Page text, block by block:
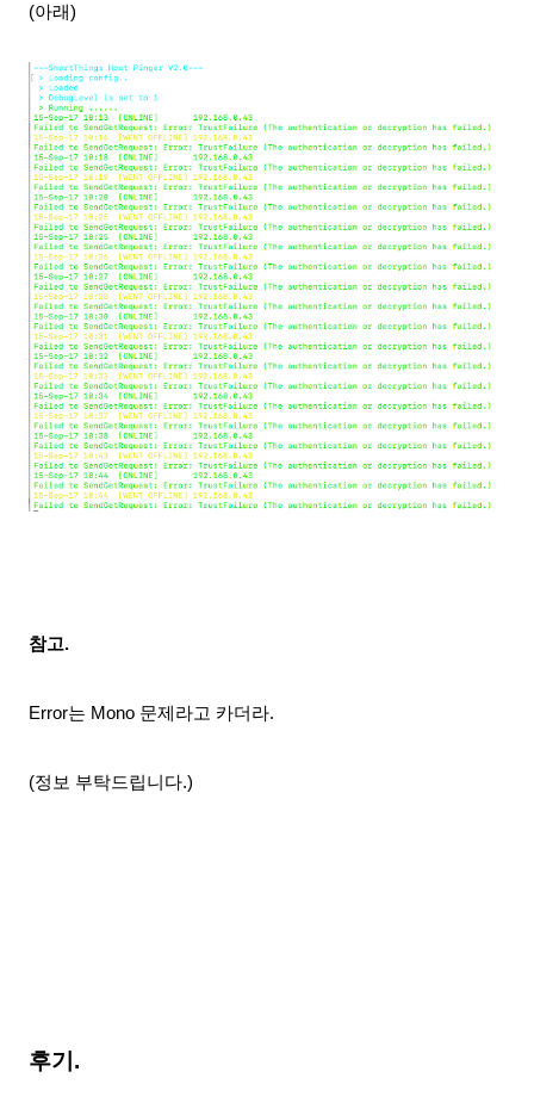
(아래)
참고.
Error는 Mono 문제라고 카더라.
(정보 부탁드립니다.)
후기.